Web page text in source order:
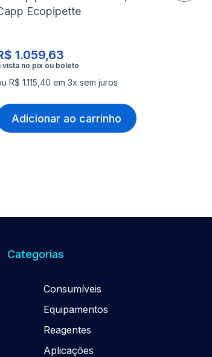
Ecopipette
1.059,63
R$ 1.115,40 em 3x sem juros
Adicionar ao carrinho
Categorias
Consumíveis
Equipamentos
Reagentes
Aplicações